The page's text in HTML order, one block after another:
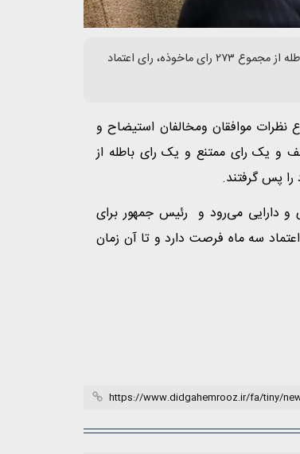
نمایندگان مجلس با ۱۸۲ رای موافق، ۸۹ رای مخالف و یک رای ممتنع و یک رای باطله از مجموع ۲۷۳ رای ماخوذه، رای اعتماد
نظرات موافقان ومخالفان استیضاح و
و رئیس جمهور، با ۱۸۲ رای موافق، ۸۹ رای مخالف و یک رای ممتنع و یک رای باطله از
و دارایی می‌رود و رئیس جمهور برای
سه ماه فرصت دارد ‌و تا آن زمان